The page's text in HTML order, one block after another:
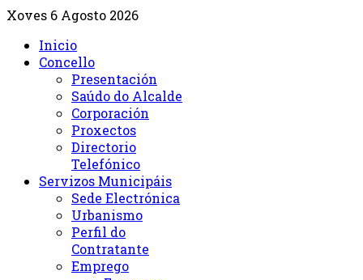
Xoves 6 Agosto 2026
Inicio
Concello
Presentación
Saúdo do Alcalde
Corporación
Proxectos
Directorio
Telefónico
Servizos Municipáis
Sede Electrónica
Urbanismo
Perfil do
Contratante
Emprego